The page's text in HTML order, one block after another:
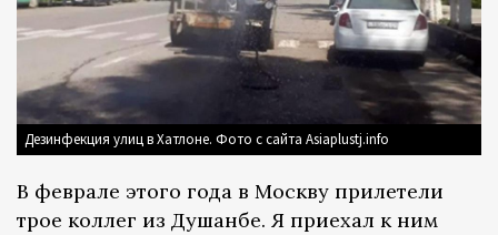
Дезинфекция улиц в Хатлоне. Фото с сайта Asiaplustj.info
В феврале этого года в Москву прилетели
трое коллег из Душанбе. Я приехал к ним